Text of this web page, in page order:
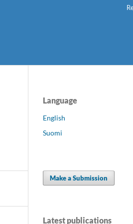
Language
English
Suomi
Make a Submission
Latest publications